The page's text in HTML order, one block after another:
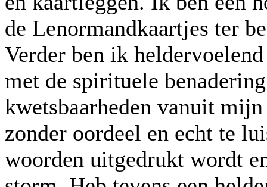
de Lenormandkaartjes ter
Verder ben ik
met de spirituele
kwetsbaarheden vanuit
zonder oordeel en echt te
woorden uitgedrukt wordt